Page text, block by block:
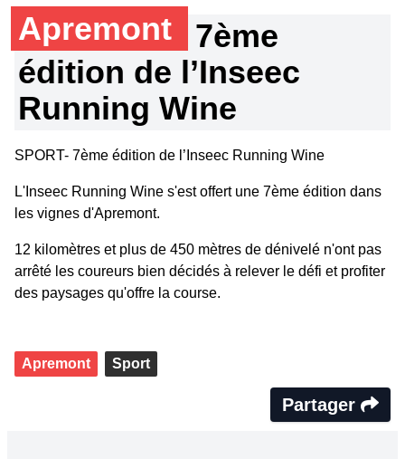
Apremont
7ème
édition de l’Inseec
Running Wine
SPORT- 7ème édition de l’Inseec Running Wine
L'Inseec Running Wine s'est offert une 7ème édition dans
les vignes d'Apremont.
12 kilomètres et plus de 450 mètres de dénivelé n'ont pas
arrêté les coureurs bien décidés à relever le défi et profiter
des paysages qu'offre la course.
Apremont Sport
Partager